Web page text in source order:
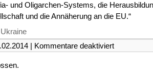
und Oligarchen-Systems, die
und die Annäherung an die EU.“
| Kommentare deaktiviertfür
Das